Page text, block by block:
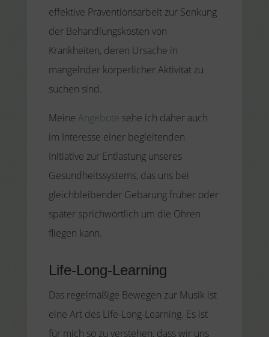
effektive Präventionsarbeit zur Senkung
der Behandlungskosten von
Krankheiten, deren Ursache in
mangelnder körperlicher Aktivität zu
suchen sind.
Meine Angebote sehe ich daher auch
im Interesse einer begleitenden
Initiative zur Entlastung unseres
Gesundheitssystems, das uns bei
gleichbleibender Gebarung früher oder
später sprichwörtlich um die Ohren
fliegen kann.
Life-Long-Learning
Das regelmäßige Bewegen zur Musik ist
eine Art des Life-Long-Learning. Es ist
für mich so zu verstehen, dass wir uns